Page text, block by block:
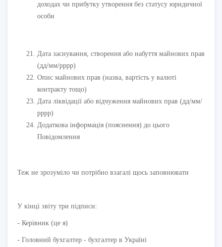
доходах чи прибутку утворення без статусу юридичної
особи
Дата заснування, створення або набуття майнових прав
(дд/мм/рррр)
Опис майнових прав (назва, вартість у валюті
контракту тощо)
Дата ліквідації або відчуження майнових прав (дд/мм/
рррр)
Додаткова інформація (пояснення) до цього
Повідомлення
Теж не зрозуміло чи потрібно взагалі щось заповнювати
У кінці звіту три підписи:
- Керівник (це я)
- Головний бухгалтер - бухгалтер в Україні